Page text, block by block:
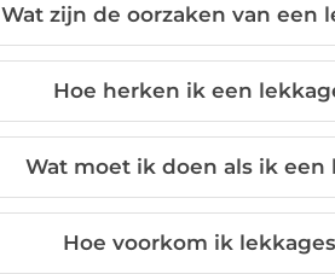
Wat zijn de oorzaken van een
Hoe herken ik een
Wat moet ik doen als ik een
Hoe voorkom ik